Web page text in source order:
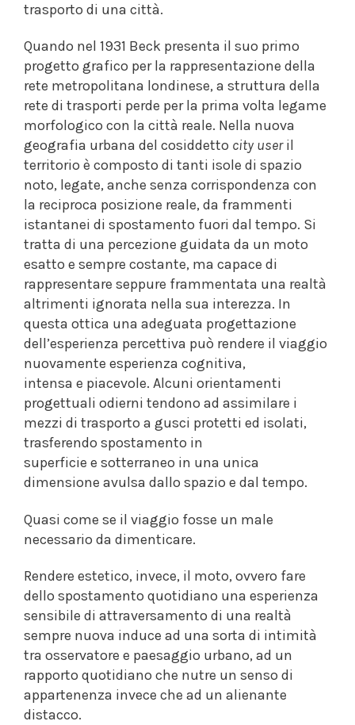
trasporto di una città.
Quando nel 1931 Beck presenta il suo primo
progetto grafico per la rappresentazione della
rete metropolitana londinese, a struttura della
rete di trasporti perde per la prima volta legame
morfologico con la città reale. Nella nuova
geografia urbana del cosiddetto city useril
territorio è composto di tanti isole di spazio
noto, legate, anche senza corrispondenza con
la reciproca posizione reale, da frammenti
istantanei di spostamento fuori dal tempo. Si
tratta di una percezione guidata da un moto
esatto e sempre costante, ma capace di
rappresentare seppure frammentata una realtà
altrimenti ignorata nella sua interezza. In
questa ottica una adeguata progettazione
dell’esperienza percettiva può rendere il viaggio
nuovamente esperienza cognitiva,
intensa e piacevole. Alcuni orientamenti
progettuali odierni tendono ad assimilare i
mezzi di trasporto a gusci protetti ed isolati,
trasferendo spostamento in
superficie e sotterraneo in una unica
dimensione avulsa dallo spazio e dal tempo.
Quasi come se il viaggio fosse un male
necessario da dimenticare.
Rendere estetico, invece, il moto, ovvero fare
dello spostamento quotidiano una esperienza
sensibile di attraversamento di una realtà
sempre nuova induce ad una sorta di intimità
tra osservatore e paesaggio urbano, ad un
rapporto quotidiano che nutre un senso di
appartenenza invece che ad un alienante
distacco.